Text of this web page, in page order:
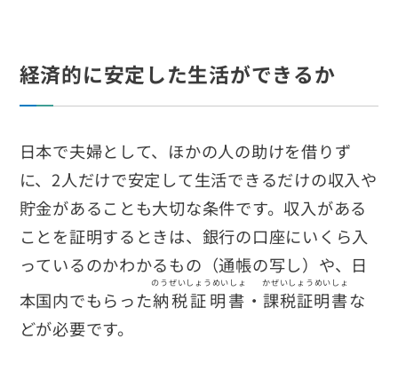
経済的に安定した生活ができるか
日本で夫婦として、ほかの人の助けを借りず
に、2人だけで安定して生活できるだけの収入や
貯金があることも大切な条件です。収入がある
ことを証明するときは、銀行の口座にいくら入
っているのかわかるもの（通帳の写し）や、日
本国内でもらった納税証明書
のうぜいしょうめいしょ
・ 課税証明書
かぜいしょうめいしょ
な
どが必要です。